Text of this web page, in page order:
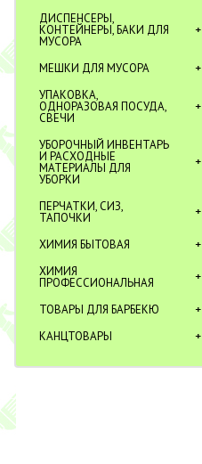
ДИСПЕНСЕРЫ,
КОНТЕЙНЕРЫ, БАКИ ДЛЯ
МУСОРА
МЕШКИ ДЛЯ МУСОРА
УПАКОВКА,
ОДНОРАЗОВАЯ ПОСУДА,
СВЕЧИ
УБОРОЧНЫЙ ИНВЕНТАРЬ
И РАСХОДНЫЕ
МАТЕРИАЛЫ ДЛЯ
УБОРКИ
ПЕРЧАТКИ, СИЗ,
ТАПОЧКИ
ХИМИЯ БЫТОВАЯ
ХИМИЯ
ПРОФЕССИОНАЛЬНАЯ
ТОВАРЫ ДЛЯ БАРБЕКЮ
КАНЦТОВАРЫ